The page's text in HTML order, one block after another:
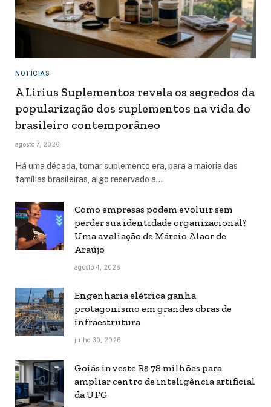
NOTÍCIAS
A Lirius Suplementos revela os segredos da
popularização dos suplementos na vida do
brasileiro contemporâneo
agosto 7, 2026
Há uma década, tomar suplemento era, para a maioria das
famílias brasileiras, algo reservado a…
Como empresas podem evoluir sem
perder sua identidade organizacional?
Uma avaliação de Márcio Alaor de
Araújo
agosto 4, 2026
Engenharia elétrica ganha
protagonismo em grandes obras de
infraestrutura
julho 30, 2026
Goiás investe R$ 78 milhões para
ampliar centro de inteligência artificial
da UFG